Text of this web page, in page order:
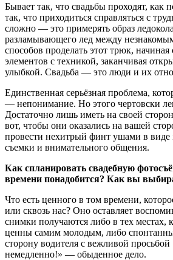
Бывает так, что свадьбы проходят, как
так, что приходиться справляться с
сложно — это примерять образ
разламывающего лед между
способов проделать этот трюк, начиная
элементов с техникой, заканчивая
улыбкой. Свадьба — это люди и их
Единственная серьёзная проблема,
— непонимание. Но этого чертовски
Достаточно лишь иметь на своей
вот, чтобы они оказались на вашей
провести нехитрый финт ушами в виде
съемки и внимательного общения.
Как спланировать свадебную
времени понадобится? Как вы
Что есть ценного в том времени,
или сквозь нас? Оно оставляет
снимки получаются либо в тех местах,
ценны самим молодым, либо
сторону водителя с вежливой просьбой
немедленно!» — обыденное дело.